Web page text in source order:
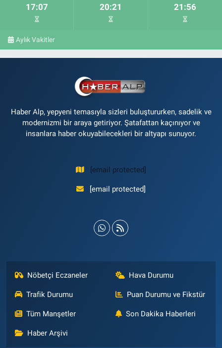
17:07 20:21 21:56
Aylık Vakitler
Haber Alp, yepyeni temasıyla sizleri buluştururken, sadelik ve
modernizmi bir araya getiriyor. Şatafattan kaçınıyor ve
insanlara haber okuyabilecekleri bir altyapı sunuyor.
[email protected]
[email protected]
Nöbetçi Eczaneler Hava Durumu
Trafik Durumu Puan Durumu ve Fikstür
Tüm Manşetler Son Dakika Haberleri
Haber Arşivi